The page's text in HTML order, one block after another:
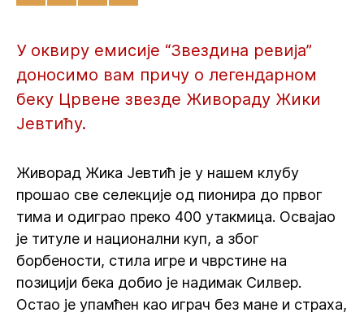
У оквиру емисије “Звездина ревија”
доносимо вам причу о легендарном
беку Црвене звезде Живораду Жики
Јевтићу.
Живорад Жика Јевтић је у нашем клубу
прошао све селекције од пионира до првог
тима и одиграо преко 400 утакмица. Освајао
је титуле и национални куп, а због
борбености, стила игре и чврстине на
позицији бека добио је надимак Силвер.
Остао је упамћен као играч без мане и страха,